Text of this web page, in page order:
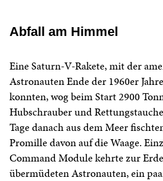
Abfall am Himmel
Eine Saturn-V-Rakete, mit der
Astronauten Ende der 1960er
konnten, wog beim Start 2900
Hubschrauber und
Tage danach aus dem Meer
Promille davon auf die Waage.
Command Module kehrte zur
übermüdeten Astronauten, ein